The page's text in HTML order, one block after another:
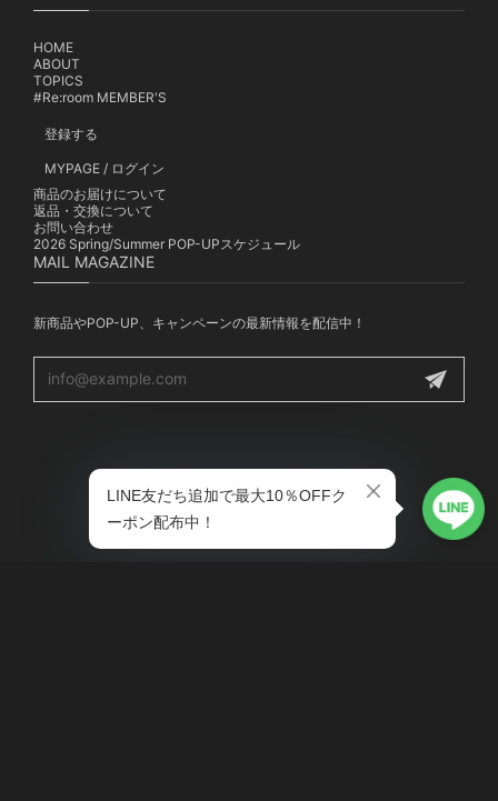
HOME
ABOUT
TOPICS
#Re:room MEMBER'S
登録する
MYPAGE / ログイン
商品のお届けについて
返品・交換について
お問い合わせ
2026 Spring/Summer POP-UPスケジュール
MAIL MAGAZINE
新商品やPOP-UP、キャンペーンの最新情報を配信中！